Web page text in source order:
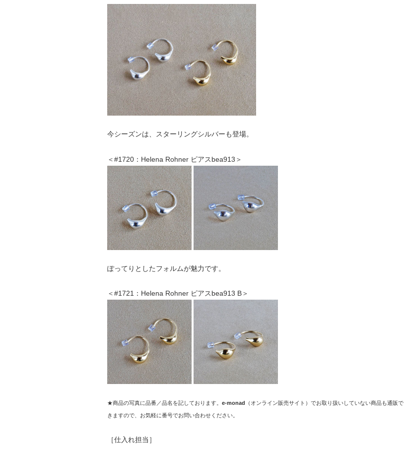
今シーズンは、スターリングシルバーも登場。
＜#1720：Helena Rohner ピアスbea913＞
ぽってりとしたフォルムが魅力です。
＜#1721：Helena Rohner ピアスbea913 B＞
★商品の写真に品番／品名を記しております。 e-monad （オンライン販売サイト）でお取り扱いしていない商品も通販で
きますので、お気軽に番号でお問い合わせください。
［仕入れ担当］